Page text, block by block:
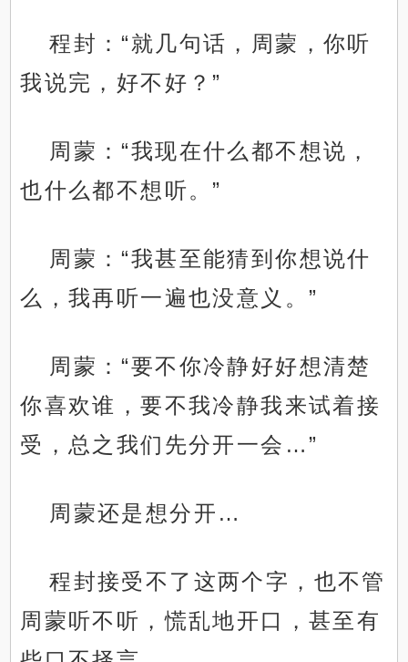
程封：“就几句话，周蒙，你听
我说完，好不好？”
周蒙：“我现在什么都不想说，
也什么都不想听。”
周蒙：“我甚至能猜到你想说什
么，我再听一遍也没意义。”
周蒙：“要不你冷静好好想清楚
你喜欢谁，要不我冷静我来试着接
受，总之我们先分开一会…”
周蒙还是想分开…
程封接受不了这两个字，也不管
周蒙听不听，慌乱地开口，甚至有